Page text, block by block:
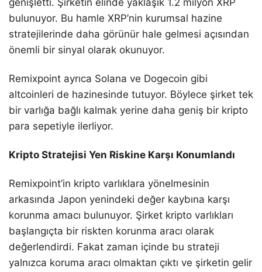
genişletti. Şirketin elinde yaklaşık 1.2 milyon XRP
bulunuyor. Bu hamle XRP’nin kurumsal hazine
stratejilerinde daha görünür hale gelmesi açısından
önemli bir sinyal olarak okunuyor.
Remixpoint ayrıca Solana ve Dogecoin gibi
altcoinleri de hazinesinde tutuyor. Böylece şirket tek
bir varlığa bağlı kalmak yerine daha geniş bir kripto
para sepetiyle ilerliyor.
Kripto Stratejisi Yen Riskine Karşı Konumlandı
Remixpoint’in kripto varlıklara yönelmesinin
arkasında Japon yenindeki değer kaybına karşı
korunma amacı bulunuyor. Şirket kripto varlıkları
başlangıçta bir riskten korunma aracı olarak
değerlendirdi. Fakat zaman içinde bu strateji
yalnızca koruma aracı olmaktan çıktı ve şirketin gelir